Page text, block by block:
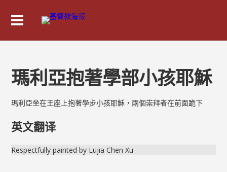
瑪利亞抱著學部小孩耶穌
瑪利亞坐在王座上抱著學步小孩耶穌，兩個崇拜者在前面跪下
英文翻译
Respectfully painted by Lujia Chen Xu